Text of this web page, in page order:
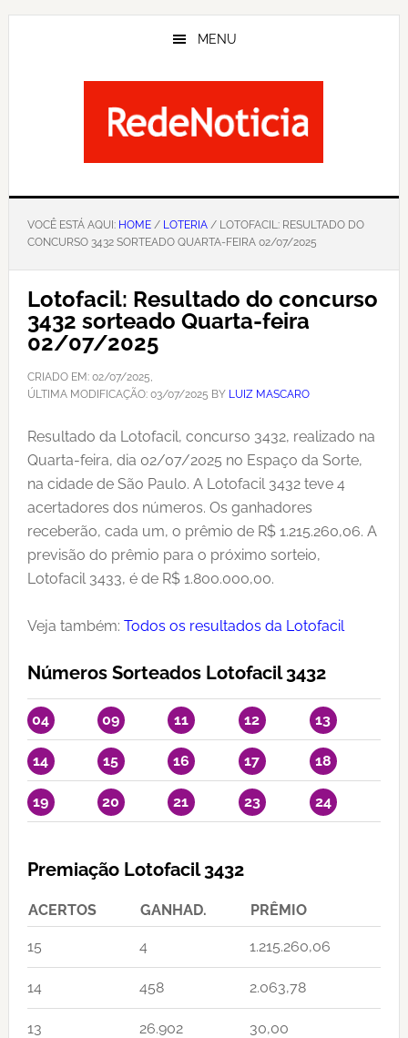
Skip
MENU
VOCÊ ESTÁ AQUI: HOME/ LOTERIA/ LOTOFACIL: RESULTADO DO
CONCURSO 3432 SORTEADO QUARTA-FEIRA 02/07/2025
Lotofacil: Resultado do concurso
3432 sorteado Quarta-feira
02/07/2025
CRIADO EM: 02/07/2025,
ÚLTIMA MODIFICAÇÃO: 03/07/2025 BY LUIZ MASCARO
Resultado da Lotofacil, concurso 3432, realizado na
Quarta-feira, dia 02/07/2025 no Espaço da Sorte,
na cidade de São Paulo. A Lotofacil 3432 teve 4
acertadores dos números. Os ganhadores
receberão, cada um, o prêmio de R$ 1.215.260,06. A
previsão do prêmio para o próximo sorteio,
Lotofacil 3433, é de R$ 1.800.000,00.
Veja também: Todos os resultados da Lotofacil
Números Sorteados Lotofacil 3432
04 09 11 12 13
14 15 16 17 18
19 20 21 23 24
Premiação Lotofacil 3432
ACERTOS GANHAD. PRÊMIO
15 4 1.215.260,06
14 458 2.063,78
13 26.902 30,00